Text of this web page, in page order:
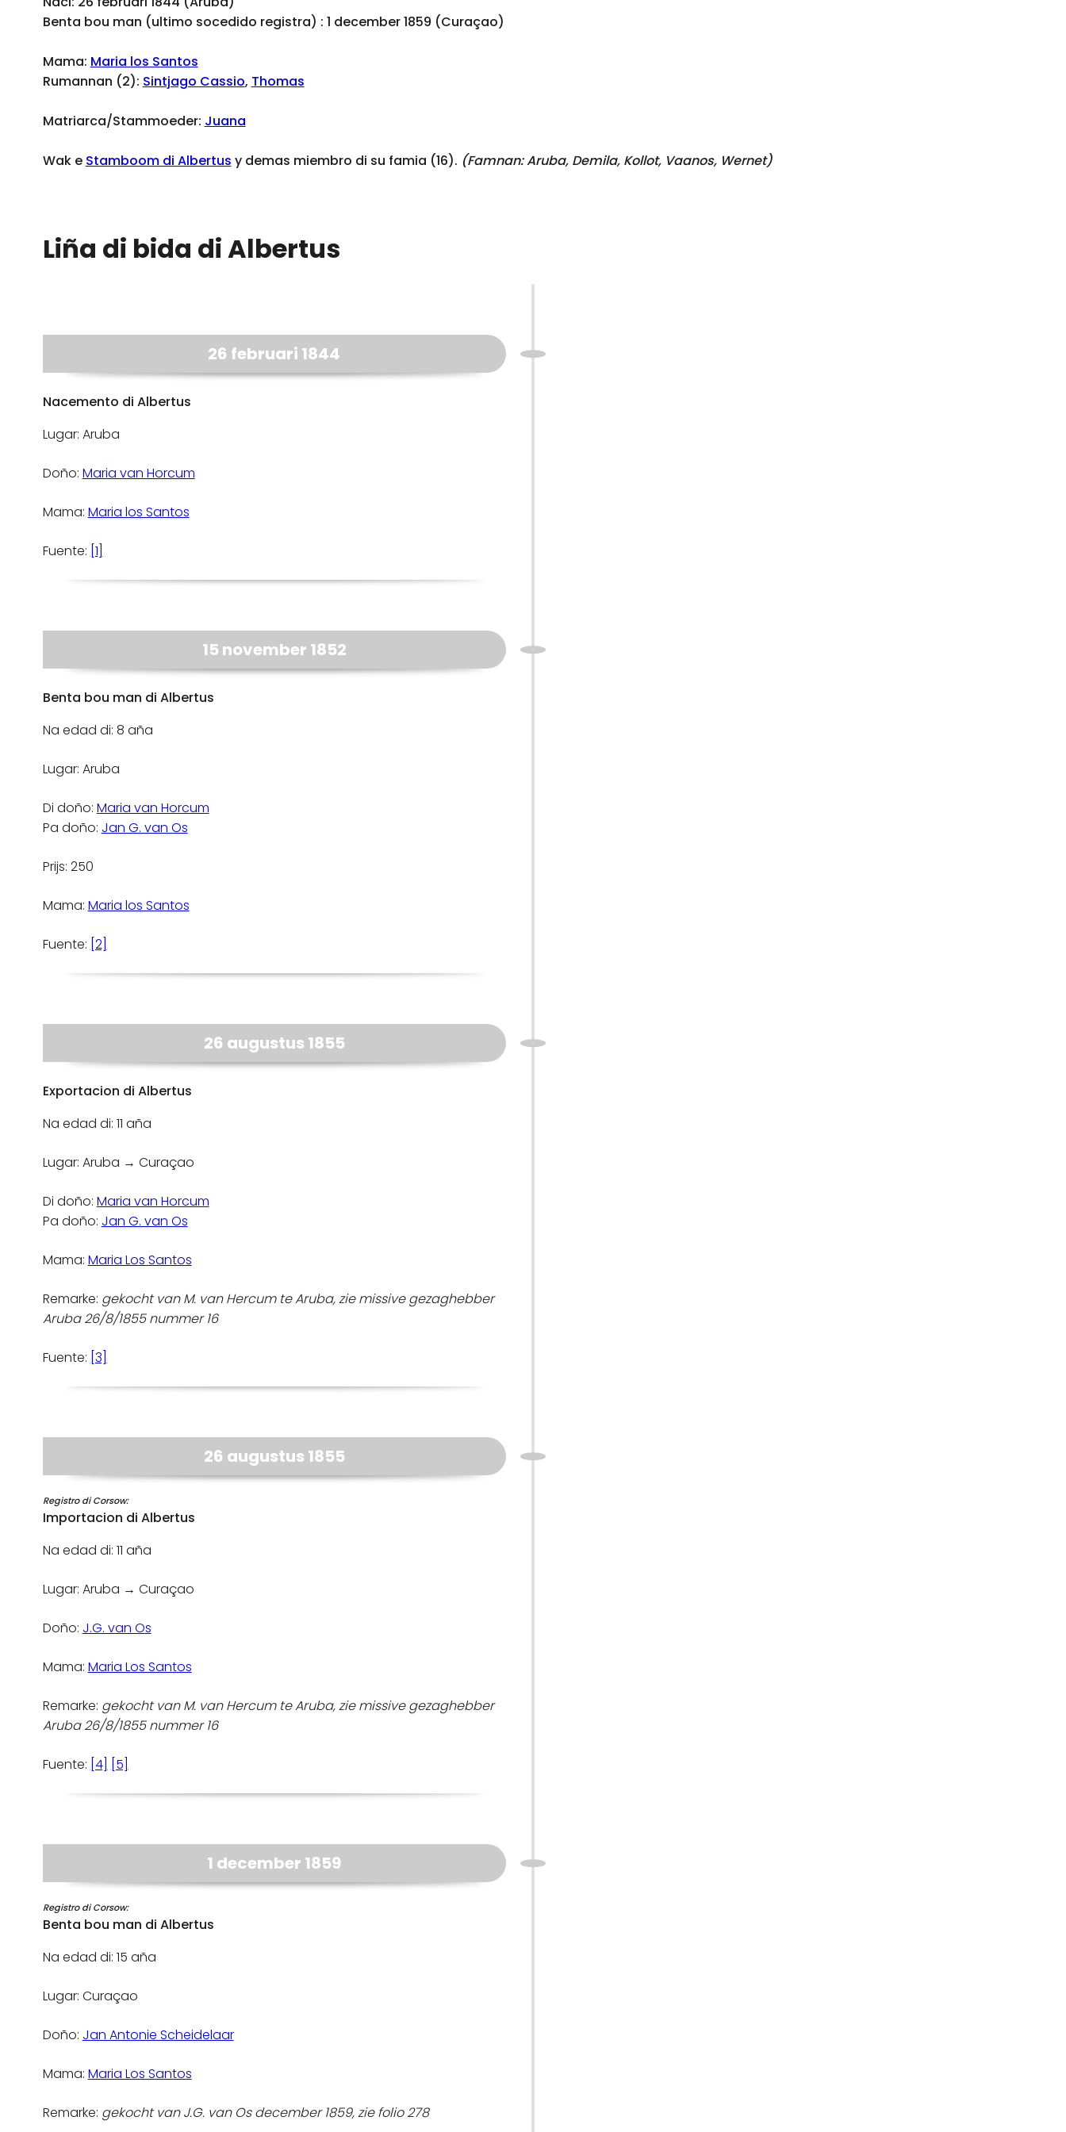
Benta bou man (ultimo socedido registra) : 1 december 1859 (Curaçao)
Mama: Maria los Santos
Rumannan (2): Sintjago Cassio, Thomas
Matriarca/Stammoeder: Juana
Wak e Stamboom di Albertus y demas miembro di su famia (16). (Famnan:Aruba, Demila, Kollot, Vaanos, Wernet)
Liña di bida di Albertus
26 februari 1844
Nacemento di Albertus
Lugar: Aruba
Doño: Maria van Horcum
Mama: Maria los Santos
Fuente: [1]
15 november 1852
Benta bou man di Albertus
Na edad di: 8 aña
Lugar: Aruba
Di doño: Maria van Horcum
Pa doño: Jan G. van Os
Prijs: 250
Mama: Maria los Santos
Fuente: [2]
26 augustus 1855
Exportacion di Albertus
Na edad di: 11 aña
Lugar: Aruba → Curaçao
Di doño: Maria van Horcum
Pa doño: Jan G. van Os
Mama: Maria Los Santos
Remarke: gekocht van M. van Hercum te Aruba, zie missive gezaghebber
Aruba 26/8/1855 nummer 16
Fuente: [3]
26 augustus 1855
Registro di Corsow:
Importacion di Albertus
Na edad di: 11 aña
Lugar: Aruba → Curaçao
Doño: J.G. van Os
Mama: Maria Los Santos
Remarke: gekocht van M. van Hercum te Aruba, zie missive gezaghebber
Aruba 26/8/1855 nummer 16
Fuente: [4] [5]
1 december 1859
Registro di Corsow:
Benta bou man di Albertus
Na edad di: 15 aña
Lugar: Curaçao
Doño: Jan Antonie Scheidelaar
Mama: Maria Los Santos
Remarke: gekocht van J.G. van Os december 1859, zie folio 278